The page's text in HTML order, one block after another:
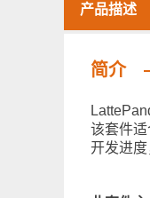
产品描述
简介
该套件
开发进度